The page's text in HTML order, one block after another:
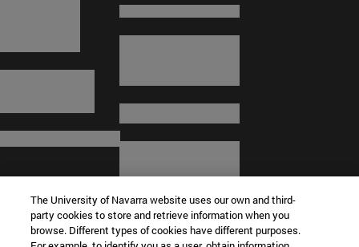
The University of Navarra website uses our own and third-
party cookies to store and retrieve information when you
browse. Different types of cookies have different purposes.